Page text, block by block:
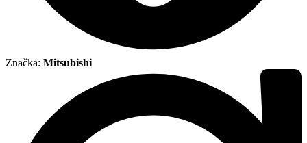
Značka: Mitsubishi